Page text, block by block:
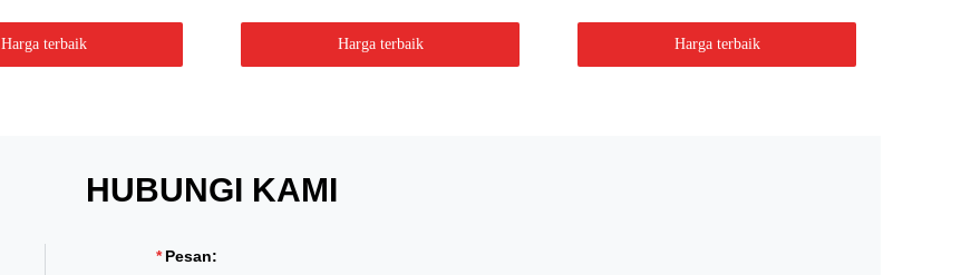
Harga terbaik Harga terbaik Harga terbaik
HUBUNGI KAMI
Pesan: